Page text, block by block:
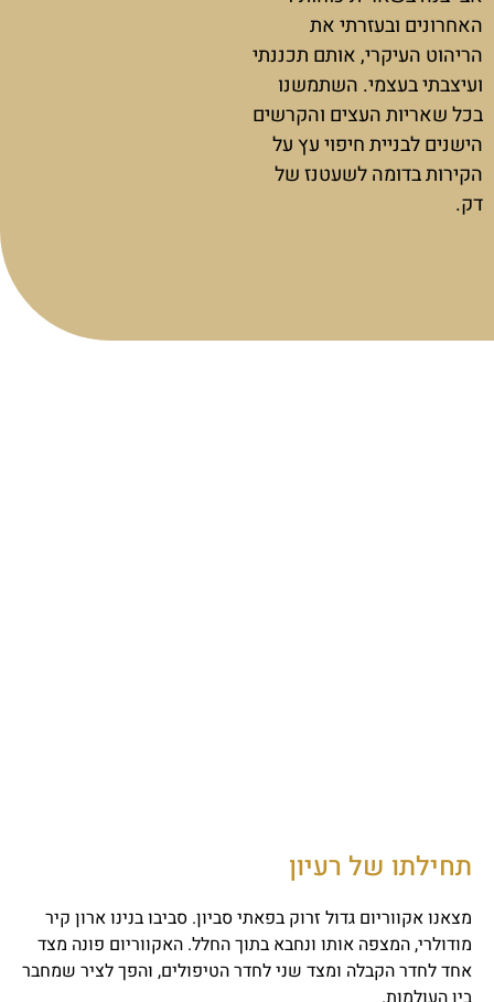
האחרונים ובעזרתי את
הריהוט העיקרי, אותם תכננתי
ועיצבתי בעצמי. השתמשנו
בכל שאריות העצים והקרשים
הישנים לבניית חיפוי עץ על
הקירות בדומה לשעטנז של
דק.
תחילתו של רעיון
מצאנו אקווריום גדול זרוק בפאתי סביון. סביבו בנינו ארון קיר
מודולרי, המצפה אותו ונחבא בתוך החלל. האקווריום פונה מצד
אחד לחדר הקבלה ומצד שני לחדר הטיפולים, והפך לציר שמחבר